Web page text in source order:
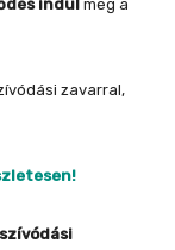
indul meg a
zavarral,